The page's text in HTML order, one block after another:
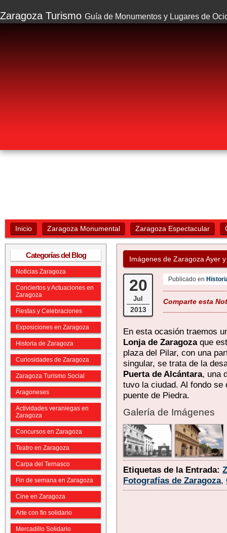
Zaragoza Turismo Guía de Monumentos y Lugares de
Inicio Zaragoza Monumental Zaragoza Espectacular
Categorías del Blog
Noticias Zaragoza
Conciertos y Actuaciones en
Zaragoza
Fiestas y Celebraciones
Exposiciones en Zaragoza
Historia de Zaragoza
Curiosidades de Zaragoza
Zaragoza Turismo Social
Aragoneses
Actividades veraniegas en
Zaragoza
Concursos en Zaragoza
Teatro en Zaragoza
Carpa del Ternasco
Fin de semana en Zaragoza
Cine en Zaragoza
Arte con fin solidario
Mercadillo Solidario
Imágenes de Zaragoza Ayer
20
Jul
2013
Publicado en
Comparte esta
En esta ocasión traemos
Lonja de Zaragozaque
plaza del Pilar, con una
singular, se trata de la
Puerta de Alcántara, una
tuvo la ciudad. Al fondo se
puente de Piedra.
Galería de Imágenes
Etiquetas de la Entrada:
Fotografías de Zaragoza,